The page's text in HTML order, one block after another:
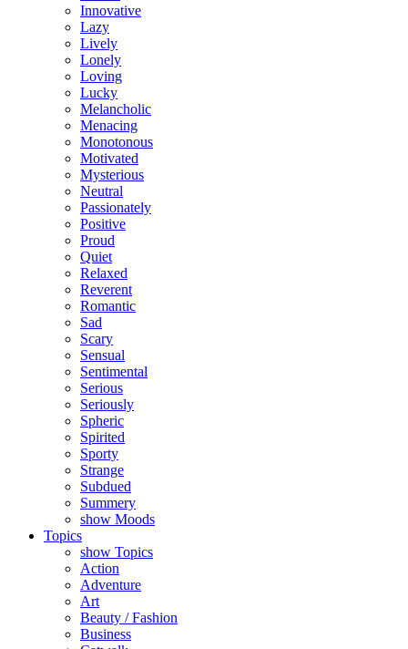
Innovative
Lazy
Lively
Lonely
Loving
Lucky
Melancholic
Menacing
Monotonous
Motivated
Mysterious
Neutral
Passionately
Positive
Proud
Quiet
Relaxed
Reverent
Romantic
Sad
Scary
Sensual
Sentimental
Serious
Seriously
Spheric
Spirited
Sporty
Strange
Subdued
Summery
show Moods
Topics
show Topics
Action
Adventure
Art
Beauty / Fashion
Business